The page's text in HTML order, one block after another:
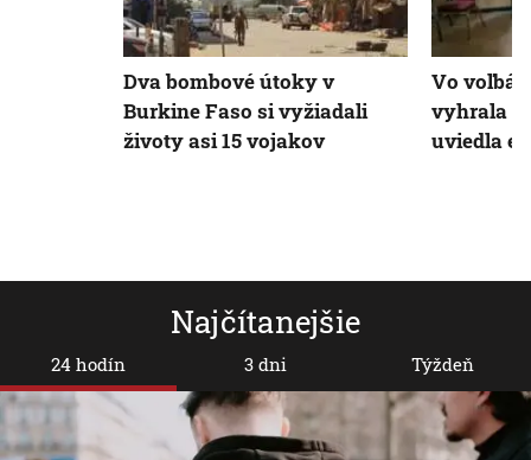
Najčítanejšie
24 hodín 3 dni Týždeň
Dva bombové útoky v
Burkine Faso si vyžiadali
životy asi 15 vojakov
Vo
vyhrala
uviedla